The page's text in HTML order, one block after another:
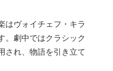
はヴォイチェフ・キラ
。劇中ではクラシック
され、物語を引き立て